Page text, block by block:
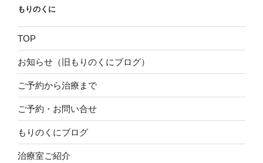
もりのくに
TOP
お知らせ（旧もりのくにブログ）
ご予約から治療まで
ご予約・お問い合せ
もりのくにブログ
治療室ご紹介